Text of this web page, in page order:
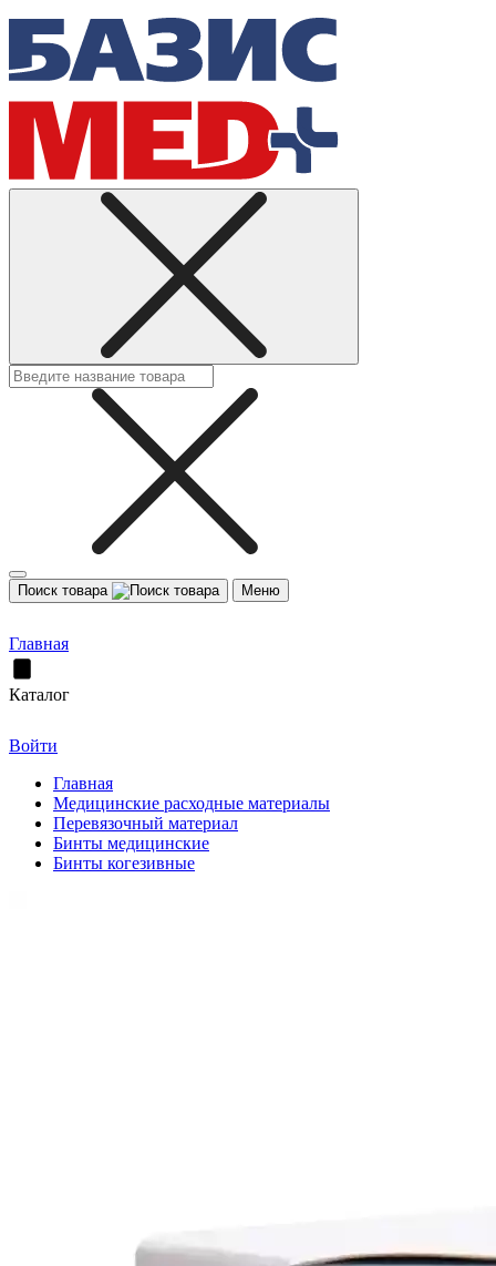
Поиск товара Меню
Главная
Каталог
Войти
Главная
Медицинские расходные материалы
Перевязочный материал
Бинты медицинские
Бинты когезивные